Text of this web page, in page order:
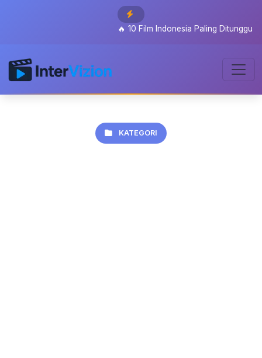
10 Film Indonesia Paling Ditunggu 2026: Dari
KATEGORI